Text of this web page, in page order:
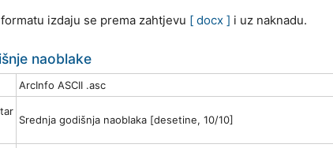
izdaju se prema zahtjevu [ docx ] i uz naknadu.
naoblake
ArcInfo ASCII .asc
Srednja godišnja naoblaka [desetine, 10/10]